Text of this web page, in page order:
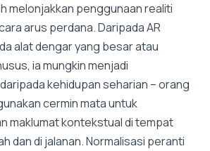
melonjakkan penggunaan realiti
arus perdana. Daripada AR
alat dengar yang besar atau
ia mungkin menjadi
kehidupan seharian – orang
cermin mata untuk
maklumat kontekstual di tempat
dan di jalanan. Normalisasi peranti